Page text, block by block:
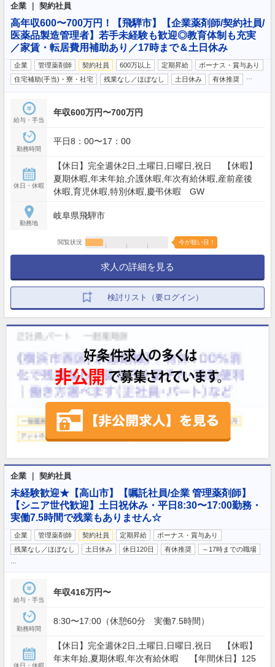
企業 ｜ 契約社員
高年収600〜700万円！【飛騨市】【企業薬剤師/契約社員/
医薬品製造管理者】若手未経験も歓迎◎教育体制も充実
／家賃・転居費用補助あり／17時まで＆土日休み
企業 管理薬剤師 契約社員 600万以上 定期昇給
ボーナス・賞与あり
住宅補助(手当)・寮・社宅
残業なし／ほぼなし 土日休み 有休推奨
給与・手当
年収600万円〜700万円
勤務時間
平日8：00〜17：00
休日・休暇
【休日】完全週休2日,土曜日,日曜日,祝日 【休暇】
夏期休暇,年末年始,介護休暇,年次有給休暇,産前産後
休暇,育児休暇,特別休暇,慶弔休暇 GW
勤務地
岐阜県飛騨市
閲覧状況 今が狙い目！
求人の詳細を見る
検討リスト（要ログイン）
企業 ｜ 契約社員
未経験歓迎★【高山市】【嘱託社員/企業 管理薬剤師】
【シニア世代歓迎】土日祝休み・平日8:30〜17:00勤務・
実働7.5時間で残業もありません☆
企業 管理薬剤師 契約社員 定期昇給
ボーナス・賞与あり
残業なし／ほぼなし
土日休み 休日120日 有休推奨 ～17時までの職場
給与・手当
年収416万円〜
勤務時間
8:30〜17:00（休憩60分 実働7.5時間）
休日・休暇
【休日】完全週休2日,土曜日,日曜日,祝日 【休暇】
年末年始,夏期休暇,年次有給休暇 【年間休日】125